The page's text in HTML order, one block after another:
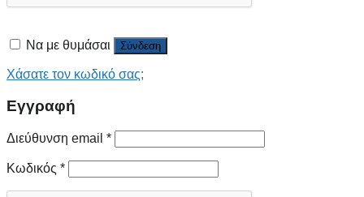
Να με θυμάσαι Σύνδεση
Χάσατε τον κωδικό σας;
Εγγραφή
Διεύθυνση email *
Κωδικός *